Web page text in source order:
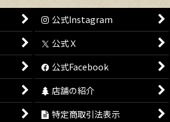
公式Instagram
公式Ｘ
公式Facebook
店舗の紹介
特定商取引法表示